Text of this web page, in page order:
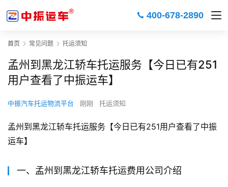
400-678-2890
首页 常见问题 托运须知
孟州到黑龙江轿车托运服务【今日已有251
用户查看了中振运车】
中振汽车托运物流平台 刚刚 托运须知
孟州到黑龙江轿车托运服务【今日已有251用户查看了中振
运车】
一、孟州到黑龙江轿车托运费用公司介绍